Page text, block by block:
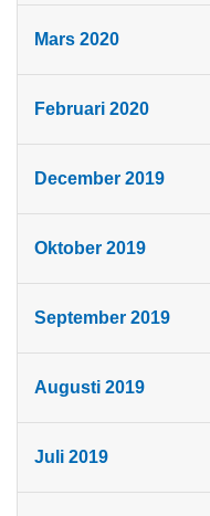
Mars 2020
Februari 2020
December 2019
Oktober 2019
September 2019
Augusti 2019
Juli 2019